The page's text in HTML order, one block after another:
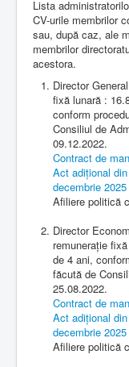
Informații
Plata online
Contact
Lista
CV-urile membrilor
sau, după caz, ale
membrilor
acestora.
Director
fixă lunară :
conform
Consiliul de
09.12.2022.
Contract de
Act adițional
decembrie 2025
Afiliere politică
Director
remunerație
de 4 ani,
făcută de
25.08.2022.
Contract de
Act adițional
decembrie 2025
Afiliere politică